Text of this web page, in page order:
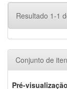
Resultado 1-1
Conjunto de
Pré-visualização